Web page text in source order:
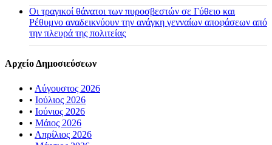
Οι τραγικοί θάνατοι των πυροσβεστών σε Γύθειο και
Ρέθυμνο αναδεικνύουν την ανάγκη γενναίων αποφάσεων από
την πλευρά της πολιτείας
Αρχείο Δημοσιεύσεων
• Αύγουστος 2026
• Ιούλιος 2026
• Ιούνιος 2026
• Μάιος 2026
• Απρίλιος 2026